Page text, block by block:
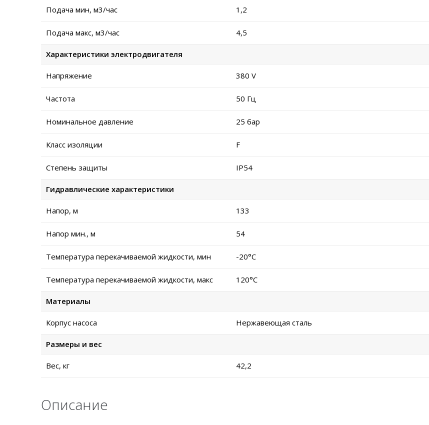
Подача мин, м3/час 1,2
Подача макс, м3/час 4,5
Характеристики электродвигателя
Напряжение 380 V
Частота 50 Гц
Номинальное давление 25 бар
Класс изоляции F
Степень защиты IP54
Гидравлические характеристики
Напор, м 133
Напор мин., м 54
Температура перекачиваемой жидкости, мин -20°C
Температура перекачиваемой жидкости, макс 120°C
Материалы
Корпус насоса Нержавеющая сталь
Размеры и вес
Вес, кг 42,2
Описание